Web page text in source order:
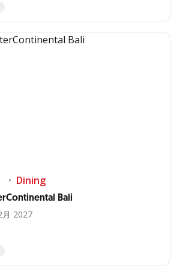
Dining
Bali
月 2027